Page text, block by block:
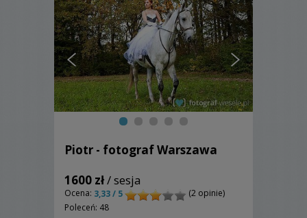
Piotr - fotograf Warszawa
1600 zł/ sesja
Ocena: 3,33 / 5
(2 opinie)
Poleceń: 48